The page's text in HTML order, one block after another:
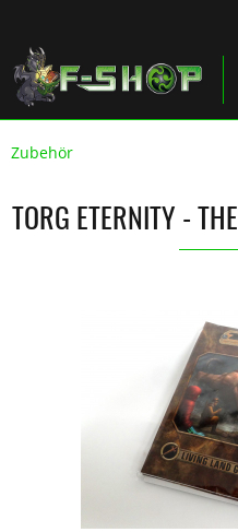
Zubehör
TORG ETERNITY -